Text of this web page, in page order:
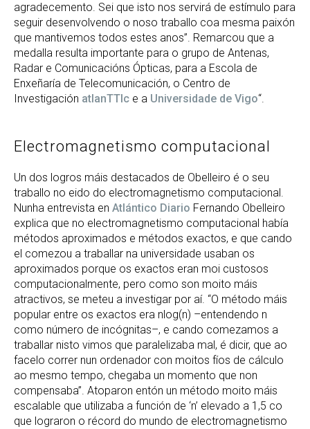
agradecemento. Sei que isto nos servirá de estímulo para
seguir desenvolvendo o noso traballo coa mesma paixón
que mantivemos todos estes anos”. Remarcou que a
medalla resulta importante para o grupo de Antenas,
Radar e Comunicacións Ópticas, para a Escola de
Enxeñaría de Telecomunicación, o Centro de
Investigación atlanTTIc e a Universidade de Vigo“.
Electromagnetismo computacional
Un dos logros máis destacados de Obelleiro é o seu
traballo no eido do electromagnetismo computacional.
Nunha entrevista en Atlántico Diario Fernando Obelleiro
explica que no electromagnetismo computacional había
métodos aproximados e métodos exactos, e que cando
el comezou a traballar na universidade usaban os
aproximados porque os exactos eran moi custosos
computacionalmente, pero como son moito máis
atractivos, se meteu a investigar por aí. “O método máis
popular entre os exactos era nlog(n) –entendendo n
como número de incógnitas–, e cando comezamos a
traballar nisto vimos que paralelizaba mal, é dicir, que ao
facelo correr nun ordenador con moitos fíos de cálculo
ao mesmo tempo, chegaba un momento que non
compensaba”. Atoparon entón un método moito máis
escalable que utilizaba a función de ‘n’ elevado a 1,5 co
que lograron o récord do mundo de electromagnetismo